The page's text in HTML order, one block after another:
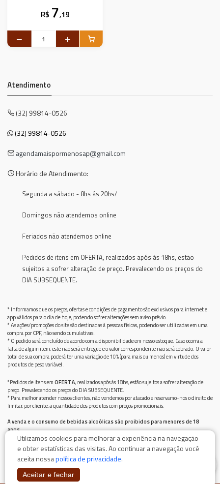
R$ 7,19
Atendimento
(32) 99814-0526
(32) 99814-0526
agendamaispormenosap@gmail.com
Horário de Atendimento:
Segunda a sábado - 8hs ás 20hs/
Domingos não atendemos online
Feriados não atendemos online
Pedidos de itens em OFERTA, realizados após ás 18hs, estão
sujeitos a sofrer alteração de preço. Prevalecendo os preços do
DIA SUBSEQUENTE.
* Informamos que os preços, ofertas e condições de pagamento são exclusivos para internet e
app válidos para o dia de hoje, podendo sofrer alterações sem aviso prévio.
* As ações/promoções do site são destinadas à pessoas físicas, podendo ser utilizadas em uma
compra por CPF, não sendo cumulativas.
* O pedido será concluído de acordo com a disponibilidade em nosso estoque. Caso ocorra a
falta de algum item, este não será entregue e o valor correspondente não será cobrado. O valor
total de sua compra poderá ter uma variação de 10% (para mais ou menos) em virtude dos
produtos de peso variável.
*Pedidos de itens emOFERTA, realizados após ás 18hs, estão sujeitos a sofrer alteração de
preço. Prevalecendo os preços do DIA SUBSEQUENTE.
* Para melhor atender nossos clientes, não vendemos por atacado e reservamo-nos o direito de
limitar, por cliente, a quantidade dos produtos com preços promocionais.
A venda e o consumo de bebidas alcoólicas são proibidos para menores de 18
anos.
Bebida alcoólica pode causar dependência química e, em excesso, provoca graves males à saúde.
Beba com moderação
Utilizamos cookies para melhorar a experiência na navegação
e obter estatísticas das visitas. Ao continuar a navegação você
aceita nossapolítica de privacidade.
Aceitar e fechar